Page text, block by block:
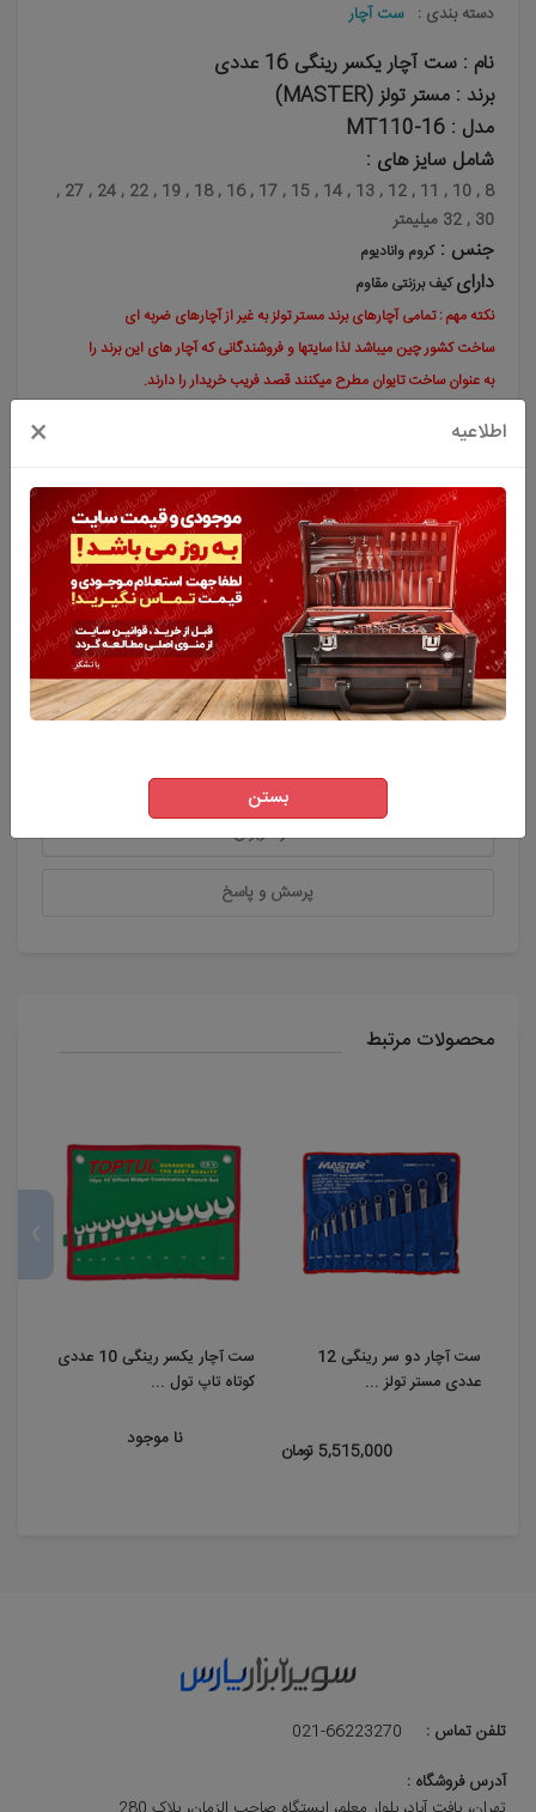
دسته بندی : ست آچار
نام : ست آچار یکسر رینگی 16 عددی
برند : مستر تولز (MASTER)
مدل : MT110-16
شامل سایز های :
8 , 10 , 11 , 12 , 13 , 14 , 15 , 17 , 16 , 18 , 19 , 22 , 24 , 27 ,
30 , 32 میلیمتر
جنس :کروم وانادیوم
دارایکیف برزنتی مقاوم
نکته مهم : تمامی آچارهای برند مستر تولز به غیر از آچارهای ضربه ای
ساخت کشور چین میباشد لذا سایتها و فروشندگانی که آچار های این برند را
به عنوان ساخت تایوان مطرح میکنند قصد فریب خریدار را دارند.
به من خبر بده
توضیحات
ویژگی های اصلی محصول
نظر کاربران
پرسش و پاسخ
محصولات مرتبط
ست آچار دو سر رینگی 12
عددی مستر تولز ...
5,515,000 تومان
ست آچار یکسر رینگی 10 عددی
کوتاه تاپ تول ...
نا موجود
›
تلفن تماس :
021-66223270
آدرس فروشگاه :
اطلاعیه ×
بستن